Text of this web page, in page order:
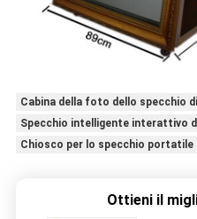
Cabina della foto dello specchio
Specchio intelligente interattivo
Chiosco per lo specchio portatile
Ottieni il